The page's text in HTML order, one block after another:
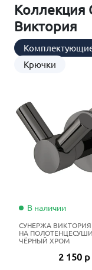
Коллекция
Виктория
Крючки
В наличии
СУНЕРЖА
НА
ЧЁРНЫЙ ХРОМ
2 150 р